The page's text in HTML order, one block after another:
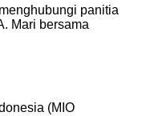
panitia
Mari bersama
(MIO